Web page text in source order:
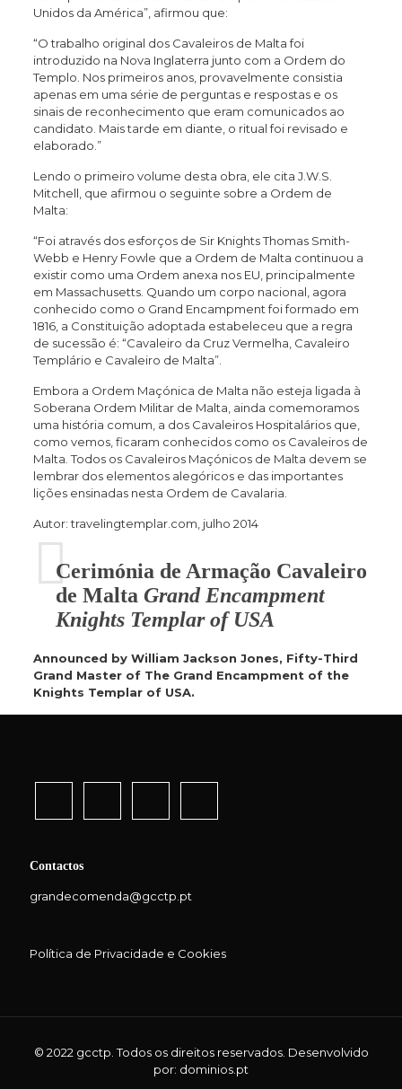
Unidos da América”, afirmou que:
“O trabalho original dos Cavaleiros de Malta foi
introduzido na Nova Inglaterra junto com a Ordem do
Templo. Nos primeiros anos, provavelmente consistia
apenas em uma série de perguntas e respostas e os
sinais de reconhecimento que eram comunicados ao
candidato. Mais tarde em diante, o ritual foi revisado e
elaborado.”
Lendo o primeiro volume desta obra, ele cita J.W.S.
Mitchell, que afirmou o seguinte sobre a Ordem de
Malta:
“Foi através dos esforços de Sir Knights Thomas Smith-
Webb e Henry Fowle que a Ordem de Malta continuou a
existir como uma Ordem anexa nos EU, principalmente
em Massachusetts. Quando um corpo nacional, agora
conhecido como o Grand Encampment foi formado em
1816, a Constituição adoptada estabeleceu que a regra
de sucessão é: “Cavaleiro da Cruz Vermelha, Cavaleiro
Templário e Cavaleiro de Malta”.
Embora a Ordem Maçónica de Malta não esteja ligada à
Soberana Ordem Militar de Malta, ainda comemoramos
uma história comum, a dos Cavaleiros Hospitalários que,
como vemos, ficaram conhecidos como os Cavaleiros de
Malta. Todos os Cavaleiros Maçónicos de Malta devem se
lembrar dos elementos alegóricos e das importantes
lições ensinadas nesta Ordem de Cavalaria.
Autor: travelingtemplar.com, julho 2014
Cerimónia de Armação Cavaleiro
de Malta Grand Encampment
Knights Templar of USA
Announced by William Jackson Jones, Fifty-Third
Grand Master of The Grand Encampment of the
Knights Templar of USA.
Contactos
grandecomenda@gcctp.pt
Política de Privacidade e Cookies
© 2022 gcctp. Todos os direitos reservados. Desenvolvido
por: dominios.pt